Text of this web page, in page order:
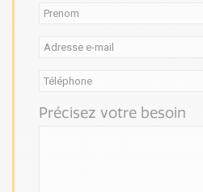
Précisez votre besoin